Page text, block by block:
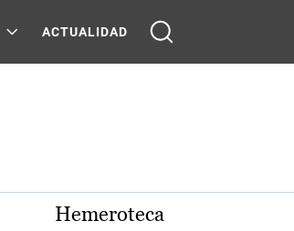
ACTUALIDAD
Hemeroteca